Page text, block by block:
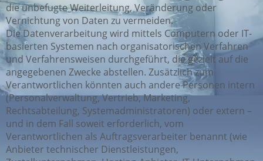
die unbefugte Weiterleitung, Veränderung oder
Vernichtung von Daten zu vermeiden.
Die Datenverarbeitung wird mittels Computern oder IT-
basierten Systemen nach organisatorischen Verfahren
und Verfahrensweisen durchgeführt, die gezielt auf die
angegebenen Zwecke abstellen. Zusätzlich zum
Verantwortlichen könnten auch andere Personen intern
(Personalverwaltung, Vertrieb, Marketing,
Rechtsabteilung, Systemadministratoren) oder extern –
und in dem Fall soweit erforderlich, vom
Verantwortlichen als Auftragsverarbeiter benannt (wie
Anbieter technischer Dienstleistungen,